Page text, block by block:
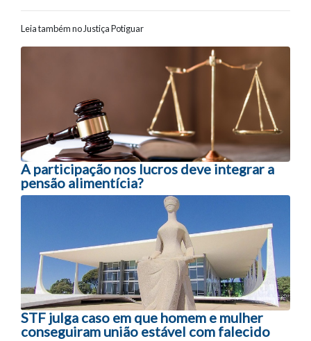
Leia também no Justiça Potiguar
Navegação entre posts
A participação nos lucros deve integrar a
pensão alimentícia?
STF julga caso em que homem e mulher
conseguiram união estável com falecido